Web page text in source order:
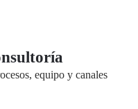
equipo y canales